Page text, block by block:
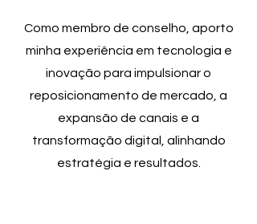
Como membro de conselho, aporto
minha experiência em tecnologia e
inovação para impulsionar o
reposicionamento de mercado, a
expansão de canais e a
transformação digital, alinhando
estratégia e resultados.